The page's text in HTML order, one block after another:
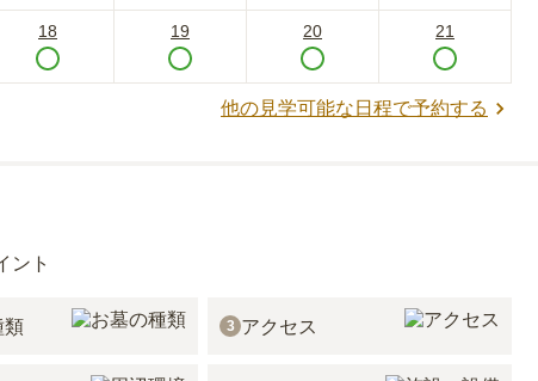
18 19 20 21
他の見学可能な日程で予約する
ント
類 3 アクセス